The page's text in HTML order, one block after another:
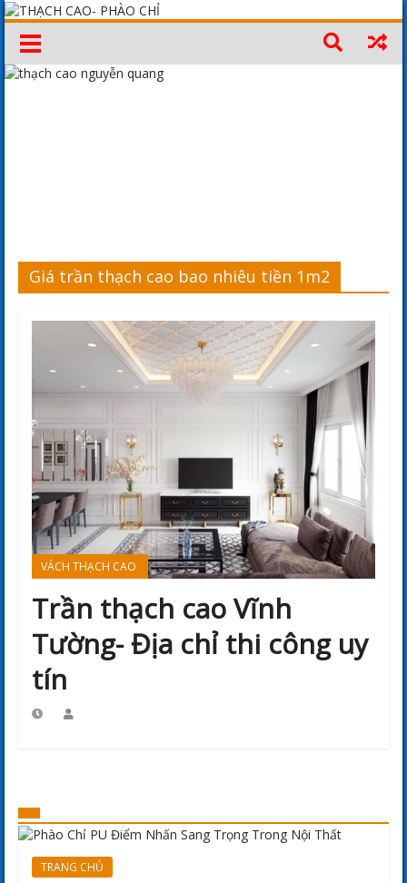
Giá trần thạch cao bao nhiêu tiền 1m2
VÁCH THẠCH CAO
Trần thạch cao Vĩnh
Tường- Địa chỉ thi công uy
tín
TRANG CHỦ